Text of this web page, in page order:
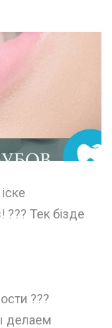
Тек бізде
???
делаем